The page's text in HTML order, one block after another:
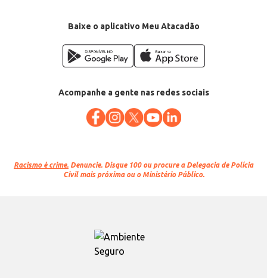
Baixe o aplicativo Meu Atacadão
Acompanhe a gente nas redes sociais
Racismo é crime. Denuncie. Disque 100 ou procure a Delegacia de Polícia
Civil mais próxima ou o Ministério Público.